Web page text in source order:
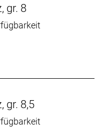
gr. 8
gr. 8,5